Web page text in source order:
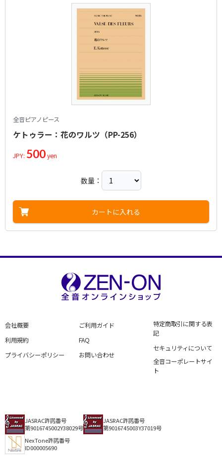
全音ピアノピース
ケトゥラー：花のワルツ（PP-256）
JPY: 500yen
数量：
カートに入れる
会社概要
利用規約
プライバシーポリシー
ご利用ガイド
FAQ
お問い合わせ
特定商取引に関する表
記
セキュリティについて
全音コーポレートサイ
ト
JASRAC許諾番号
第9016745002Y38029号
JASRAC許諾番号
第9016745003Y37019号
NexTone許諾番号
ID000005690